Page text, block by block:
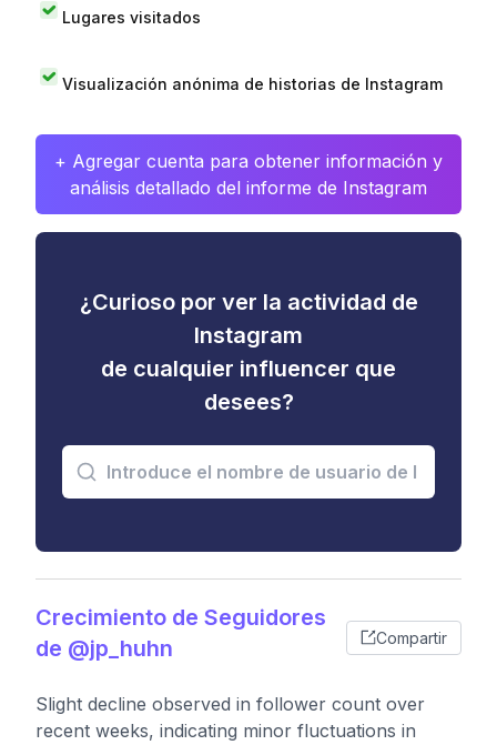
Lugares visitados
Visualización anónima de historias de Instagram
+ Agregar cuenta para obtener información y
análisis detallado del informe de Instagram
¿Curioso por ver la actividad de
Instagram
de cualquier influencer que
desees?
Crecimiento de Seguidores
de @jp_huhn
Compartir
Slight decline observed in follower count over
recent weeks, indicating minor fluctuations in